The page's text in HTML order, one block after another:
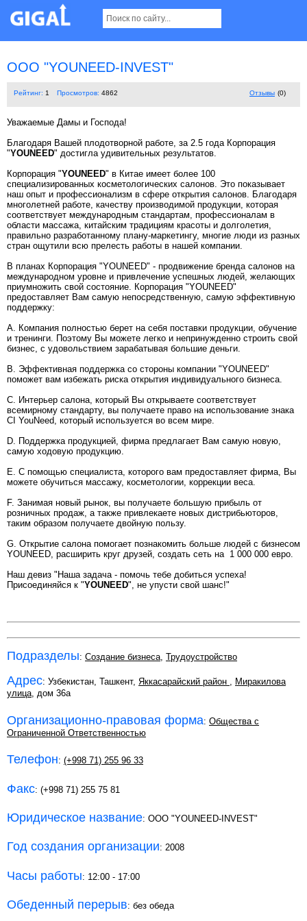
OOO "YOUNEED-INVEST"
Рейтинг: 1 Просмотров: 4862 Отзывы (0)
Уважаемые Дамы и Господа!
Благодаря Вашей плодотворной работе, за 2.5 года Корпорация
"YOUNEED" достигла удивительных результатов.
Корпорация "YOUNEED" в Китае имеет более 100
специализированных косметологических салонов. Это показывает
наш опыт и профессионализм в сфере открытия салонов. Благодаря
многолетней работе, качеству производимой продукции, которая
соответствует международным стандартам, профессионалам в
области массажа, китайским традициям красоты и долголетия,
правильно разработанному плану-маркетингу, многие люди из разных
стран ощутили всю прелесть работы в нашей компании.
В планах Корпорация "YOUNEED" - продвижение бренда салонов на
международном уровне и привлечение успешных людей, желающих
приумножить свой состояние. Корпорация "YOUNEED"
предоставляет Вам самую непосредственную, самую эффективную
поддержку:
А. Компания полностью берет на себя поставки продукции, обучение
и тренинги. Поэтому Вы можете легко и непринужденно строить свой
бизнес, с удовольствием зарабатывая большие деньги.
B. Эффективная поддержка со стороны компании "YOUNEED"
поможет вам избежать риска открытия индивидуального бизнеса.
С. Интерьер салона, который Вы открываете соответствует
всемирному стандарту, вы получаете право на использование знака
CI YouNeed, который используется во всем мире.
D. Поддержка продукцией, фирма предлагает Вам самую новую,
самую ходовую продукцию.
E. С помощью специалиста, которого вам предоставляет фирма, Вы
можете обучиться массажу, косметологии, коррекции веса.
F. Занимая новый рынок, вы получаете большую прибыль от
розничных продаж, а также привлекаете новых дистрибьюторов,
таким образом получаете двойную пользу.
G. Открытие салона помогает познакомить больше людей с бизнесом
YOUNEED, расширить круг друзей, создать сеть на 1 000 000 евро.
Наш девиз "Наша задача - помочь тебе добиться успеха!
Присоединяйся к "YOUNEED", не упусти свой шанс!"
Подразделы: Создание бизнеса, Трудоустройство
Адрес: Узбекистан, Ташкент, Яккасарайский район , Миракилова
улица, дом 36а
Организационно-правовая форма: Общества с
Ограниченной Ответственностью
Телефон: (+998 71) 255 96 33
Факс: (+998 71) 255 75 81
Юридическое название: OOO "YOUNEED-INVEST"
Год создания организации: 2008
Часы работы: 12:00 - 17:00
Обеденный перерыв: без обеда